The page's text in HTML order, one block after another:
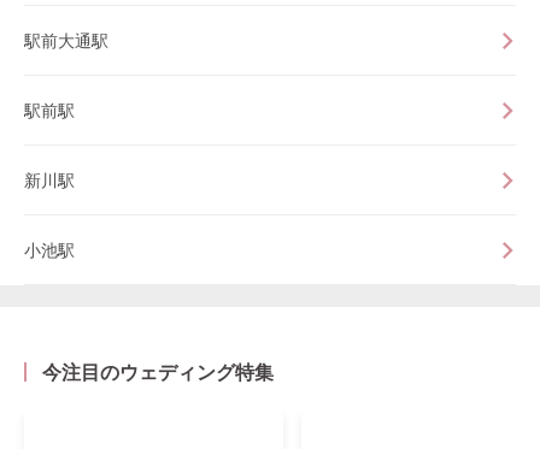
駅前大通駅
駅前駅
新川駅
小池駅
今注目のウェディング特集